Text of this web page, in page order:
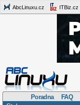
AbcLinuxu.cz ITBiz.cz
Poradna FAQ